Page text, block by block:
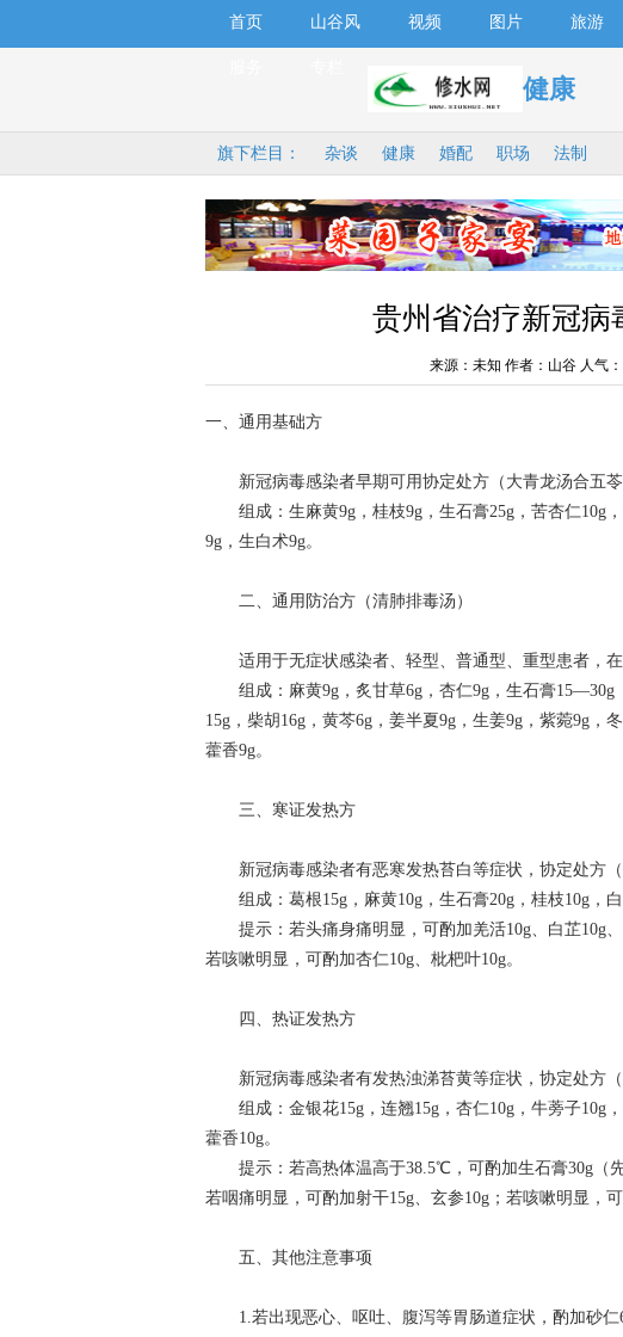
首页 山谷风 视频 图片 旅游
健康
旗下栏目： 杂谈 健康 婚配 职场 法制
贵州省治疗新冠病
来源：未知 作者：山谷 人气：
一、通用基础方
新冠病毒感染者早期可用协定处方（大青龙汤合五苓
组成：生麻黄9g，桂枝9g，生石膏25g，苦杏仁10g，
9g，生白术9g。
二、通用防治方（清肺排毒汤）
适用于无症状感染者、轻型、普通型、重型患者，在
组成：麻黄9g，炙甘草6g，杏仁9g，生石膏15—30g
15g，柴胡16g，黄芩6g，姜半夏9g，生姜9g，紫菀9g，
藿香9g。
三、寒证发热方
新冠病毒感染者有恶寒发热苔白等症状，协定处方（
组成：葛根15g，麻黄10g，生石膏20g，桂枝10g，白
提示：若头痛身痛明显，可酌加羌活10g、白芷10g、
若咳嗽明显，可酌加杏仁10g、枇杷叶10g。
四、热证发热方
新冠病毒感染者有发热浊涕苔黄等症状，协定处方（
组成：金银花15g，连翘15g，杏仁10g，牛蒡子10g，
藿香10g。
提示：若高热体温高于38.5℃，可酌加生石膏30g（先
若咽痛明显，可酌加射干15g、玄参10g；若咳嗽明显，可
五、其他注意事项
1.若出现恶心、呕吐、腹泻等胃肠道症状，酌加砂仁